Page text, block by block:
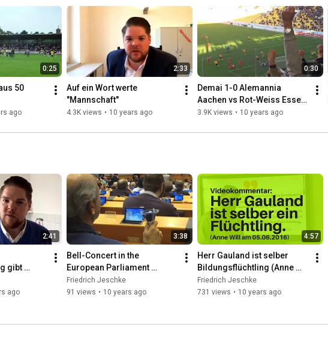
0:25
50
ago
2:33
Auf ein Wort werte
"Mannschaft"
4.3K views • 10 years ago
0:30
Demai 1-0 Alemannia
Aachen vs Rot-Weiss Essen
2015/2016
3.9K views • 10 years ago
2:41
gibt
ago
3:38
Bell-Concert in the
European Parliament
#EUOpenDay 2016
Friedrich Jeschke
91 views • 10 years ago
4:57
Herr Gauland ist selber
Bildungsflüchtling (Anne
Will 05.06.2016)
Friedrich Jeschke
731 views • 10 years ago